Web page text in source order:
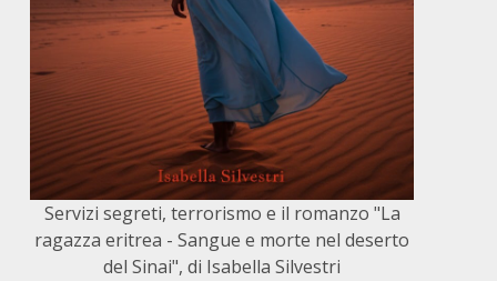
Servizi segreti, terrorismo e il romanzo "La
ragazza eritrea - Sangue e morte nel deserto
del Sinai", di Isabella Silvestri